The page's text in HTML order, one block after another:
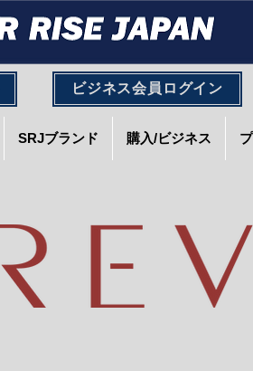
ビジネス会員ログイン
SRJブランド 購入/ビジネス